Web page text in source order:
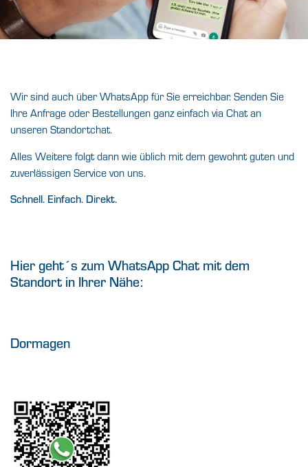
Wir sind auch über WhatsApp für Sie erreichbar. Senden Sie
Ihre Anfrage oder Bestellungen ganz einfach via Chat an
unseren Standortchat.
Alles Weitere folgt dann wie üblich mit dem gewohnt guten und
zuverlässigen Service von uns.
Schnell. Einfach. Direkt.
Hier geht´s zum WhatsApp Chat mit dem
Standort in Ihrer Nähe:
Dormagen